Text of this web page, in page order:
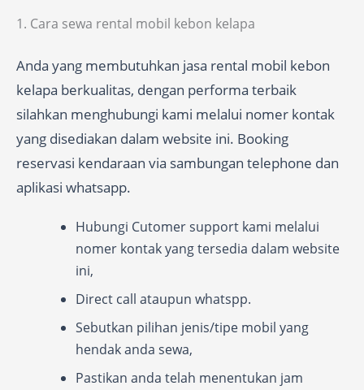
1. Cara sewa rental mobil kebon kelapa
Anda yang membutuhkan jasa rental mobil kebon
kelapa berkualitas, dengan performa terbaik
silahkan menghubungi kami melalui nomer kontak
yang disediakan dalam website ini. Booking
reservasi kendaraan via sambungan telephone dan
aplikasi whatsapp.
Hubungi Cutomer support kami melalui
nomer kontak yang tersedia dalam website
ini,
Direct call ataupun whatspp.
Sebutkan pilihan jenis/tipe mobil yang
hendak anda sewa,
Pastikan anda telah menentukan jam